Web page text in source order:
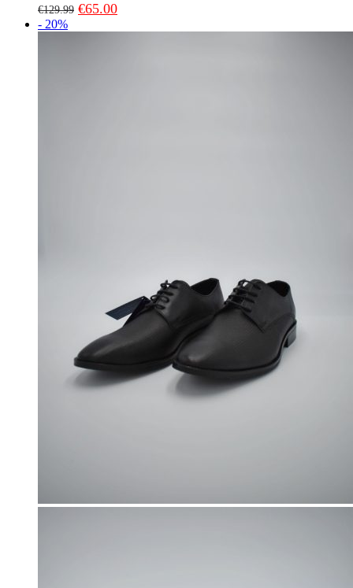
€129.99 €65.00
- 20%